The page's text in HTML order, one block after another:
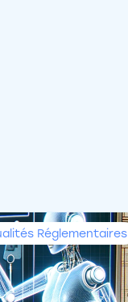
Réglementaires